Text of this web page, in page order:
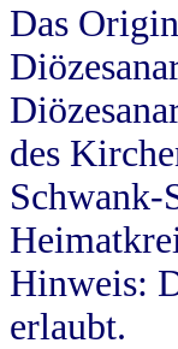
Das
des
Schwank-
Hinweis:
erlaubt.